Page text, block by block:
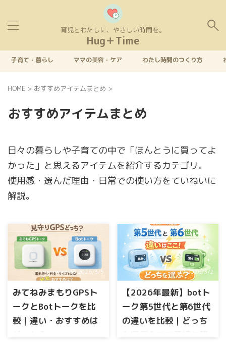
育児とわたしに、やさしい時間を。
Hug＋Time
子育て・暮らし ママの美容・ケア わたし時間のつくり方
HOME > おすすめアイテムまとめ >
おすすめアイテムまとめ
日々の暮らしや子育ての中で「ほんとうに買ってよ
かった」と思えるアイテムを紹介するカテゴリ。
使用感・選んだ理由・日常での使い方をていねいに
解説。
2026/3/5
みてねみまもりGPSト
ークとBotトークを比
較｜違い・おすすめは
2026/3/2
【2026年最新】botト
ーク第5世代と第6世代
の違いを比較｜どっち
を選ぶ？ママ目線で解